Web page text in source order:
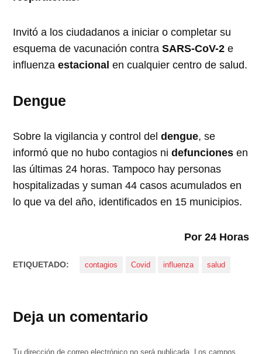
Invitó a los ciudadanos a iniciar o completar su
esquema de vacunación contraSARS-CoV-2 e
influenzaestacional en cualquier centro de salud.
Dengue
Sobre la vigilancia y control deldengue, se
informó que no hubo contagios nidefunciones en
las últimas 24 horas. Tampoco hay personas
hospitalizadas y suman 44 casos acumulados en
lo que va del año, identificados en 15 municipios.
Por 24 Horas
ETIQUETADO: contagios Covid influenza salud
Deja un comentario
Tu dirección de correo electrónico no será publicada. Los campos